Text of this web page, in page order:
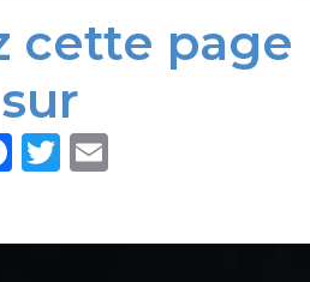
cette page
sur
Facebook
Twitter